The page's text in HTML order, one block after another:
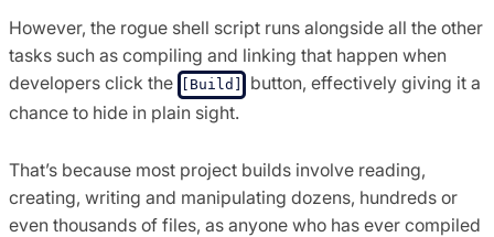
However, the rogue shell script runs alongside all the other
tasks such as compiling and linking that happen when
developers click the
[Build]
button, effectively giving it a
chance to hide in plain sight.
That’s because most project builds involve reading,
creating, writing and manipulating dozens, hundreds or
even thousands of files, as anyone who has ever compiled